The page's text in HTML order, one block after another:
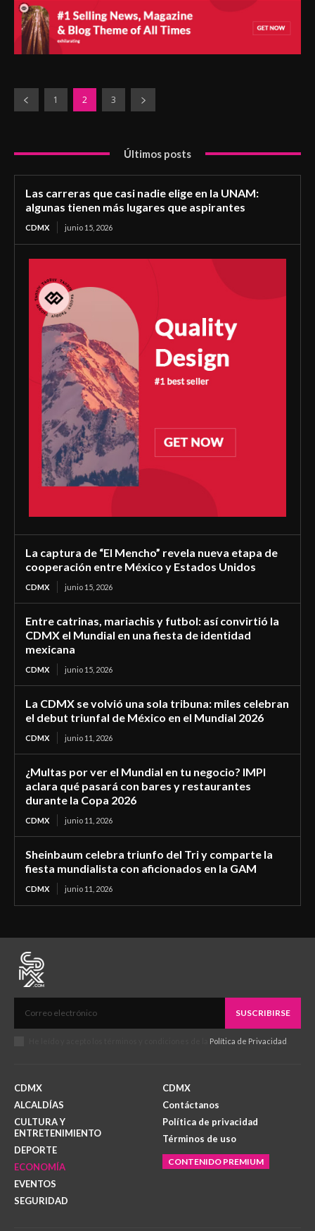
1 2 3
Últimos posts
Las carreras que casi nadie elige en la UNAM:
algunas tienen más lugares que aspirantes
CDMX junio 15, 2026
La captura de “El Mencho” revela nueva etapa de
cooperación entre México y Estados Unidos
CDMX junio 15, 2026
Entre catrinas, mariachis y futbol: así convirtió la
CDMX el Mundial en una fiesta de identidad
mexicana
CDMX junio 15, 2026
La CDMX se volvió una sola tribuna: miles celebran
el debut triunfal de México en el Mundial 2026
CDMX junio 11, 2026
¿Multas por ver el Mundial en tu negocio? IMPI
aclara qué pasará con bares y restaurantes
durante la Copa 2026
CDMX junio 11, 2026
Sheinbaum celebra triunfo del Tri y comparte la
fiesta mundialista con aficionados en la GAM
CDMX junio 11, 2026
SUSCRIBIRSE
Política de Privacidad
CDMX
ALCALDÍAS
CULTURA Y
ENTRETENIMIENTO
DEPORTE
ECONOMÍA
EVENTOS
SEGURIDAD
CDMX
Contáctanos
Política de privacidad
Términos de uso
CONTENIDO PREMIUM